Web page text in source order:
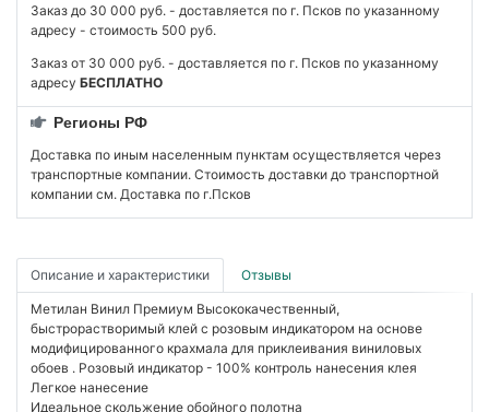
Заказ до 30 000 руб. - доставляется по г. Псков по указанному
адресу - стоимость 500 руб.
Заказ от 30 000 руб. - доставляется по г. Псков по указанному
адресу БЕСПЛАТНО
Регионы РФ
Доставка по иным населенным пунктам осуществляется через
транспортные компании. Стоимость доставки до транспортной
компании см. Доставка по г.Псков
Описание и характеристики Отзывы
Метилан Винил Премиум Высококачественный,
быстрорастворимый клей с розовым индикатором на основе
модифицированного крахмала для приклеивания виниловых
обоев . Розовый индикатор - 100% контроль нанесения клея
Легкое нанесение
Идеальное скольжение обойного полотна